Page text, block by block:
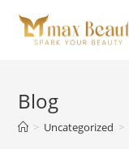
content
Blog
> Uncategorized >